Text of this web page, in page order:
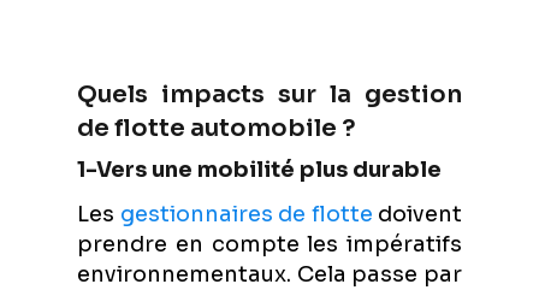
Quels impacts sur la gestion
de flotte automobile ?
1-Vers une mobilité plus durable
Les gestionnaires de flotte doivent
prendre en compte les impératifs
environnementaux. Cela passe par